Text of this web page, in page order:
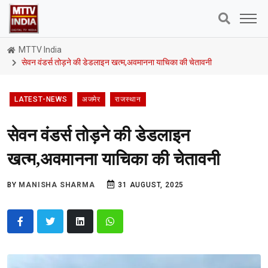
MTTV India
सेवन वंडर्स तोड़ने की डेडलाइन खत्म,अवमानना याचिका की चेतावनी
LATEST-NEWS अजमेर राजस्थान
सेवन वंडर्स तोड़ने की डेडलाइन
खत्म,अवमानना याचिका की चेतावनी
BY MANISHA SHARMA 31 AUGUST, 2025